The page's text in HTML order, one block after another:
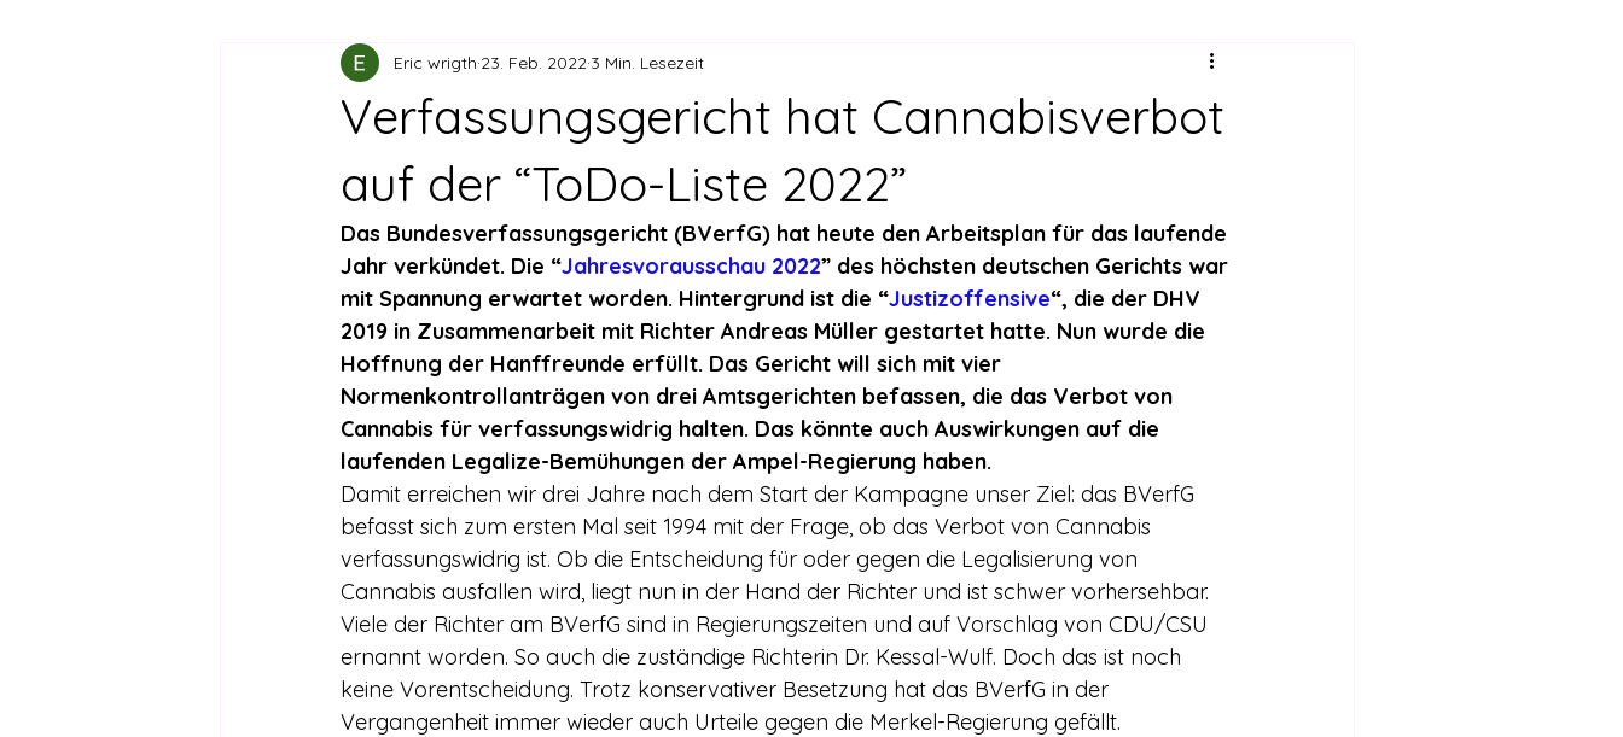
Cannabis als Rohstoff und Nahrungsm Cannabis Social Clubs
Drogen außer Cannabis
Legalisierte Länder Hanfszene Mitmachen! Meinungsumfragen Repression Stimmen für die Legalisierung
Recht & Urteile Schäden durch Prohibition Panorama & Merkwürdiges Veranstaltungsbericht
Stimmen gegen die Legalisierung Streckmittel Wirtschaft Wissenschaft
Wissenschaft zu Drogenpolitik und a
Verfassungsgericht hat Cannabisverbot
auf der “ToDo-Liste 2022”
Eric wrigth 23. Feb. 2022 3 Min. Lesezeit
Das Bundesverfassungsgericht (BVerfG) hat heute den Arbeitsplan für das laufende
Jahr verkündet. Die “Jahresvorausschau 2022” des höchsten deutschen Gerichts war
mit Spannung erwartet worden. Hintergrund ist die “Justizoffensive“, die der DHV
2019 in Zusammenarbeit mit Richter Andreas Müller gestartet hatte. Nun wurde die
Hoffnung der Hanffreunde erfüllt. Das Gericht will sich mit vier
Normenkontrollanträgen von drei Amtsgerichten befassen, die das Verbot von
Cannabis für verfassungswidrig halten. Das könnte auch Auswirkungen auf die
laufenden Legalize-Bemühungen der Ampel-Regierung haben.
Damit erreichen wir drei Jahre nach dem Start der Kampagne unser Ziel: das BVerfG
befasst sich zum ersten Mal seit 1994 mit der Frage, ob das Verbot von Cannabis
verfassungswidrig ist. Ob die Entscheidung für oder gegen die Legalisierung von
Cannabis ausfallen wird, liegt nun in der Hand der Richter und ist schwer vorhersehbar.
Viele der Richter am BVerfG sind in Regierungszeiten und auf Vorschlag von CDU/CSU
ernannt worden. So auch die zuständige Richterin Dr. Kessal-Wulf. Doch das ist noch
keine Vorentscheidung. Trotz konservativer Besetzung hat das BVerfG in der
Vergangenheit immer wieder auch Urteile gegen die Merkel-Regierung gefällt.